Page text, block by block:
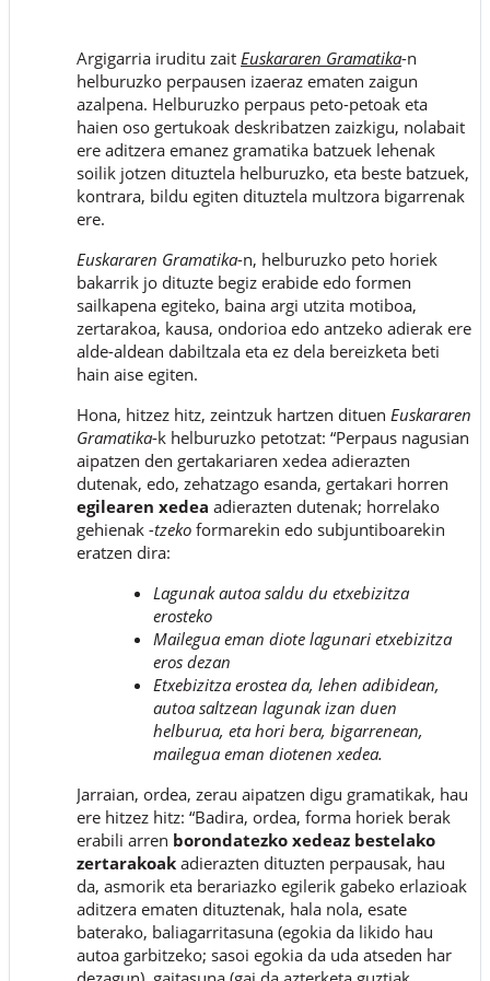
Argigarria iruditu zait Euskararen Gramatika-n
helburuzko perpausen izaeraz ematen zaigun
azalpena. Helburuzko perpaus peto-petoak eta
haien oso gertukoak deskribatzen zaizkigu, nolabait
ere aditzera emanez gramatika batzuek lehenak
soilik jotzen dituztela helburuzko, eta beste batzuek,
kontrara, bildu egiten dituztela multzora bigarrenak
ere.
Euskararen Gramatika-n, helburuzko peto horiek
bakarrik jo dituzte begiz erabide edo formen
sailkapena egiteko, baina argi utzita motiboa,
zertarakoa, kausa, ondorioa edo antzeko adierak ere
alde-aldean dabiltzala eta ez dela bereizketa beti
hain aise egiten.
Hona, hitzez hitz, zeintzuk hartzen dituen Euskararen
Gramatika-k helburuzko petotzat: “Perpaus nagusian
aipatzen den gertakariaren xedea adierazten
dutenak, edo, zehatzago esanda, gertakari horren
egilearen xedea adierazten dutenak; horrelako
gehienak -tzeko formarekin edo subjuntiboarekin
eratzen dira:
Lagunak autoa saldu du etxebizitza
erosteko
Mailegua eman diote lagunari etxebizitza
eros dezan
Etxebizitza erostea da, lehen adibidean,
autoa saltzean lagunak izan duen
helburua, eta hori bera, bigarrenean,
mailegua eman diotenen xedea.
Jarraian, ordea, zerau aipatzen digu gramatikak, hau
ere hitzez hitz: “Badira, ordea, forma horiek berak
erabili arren borondatezko xedeaz bestelako
zertarakoak adierazten dituzten perpausak, hau
da, asmorik eta berariazko egilerik gabeko erlazioak
aditzera ematen dituztenak, hala nola, esate
baterako, baliagarritasuna (egokia da likido hau
autoa garbitzeko; sasoi egokia da uda atseden har